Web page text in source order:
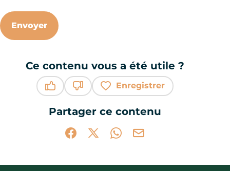
Envoyer
Ce contenu vous a été utile ?
Enregistrer
Partager ce contenu
Partager sur Facebook (nouvelle
Partager sur X / Twitter (nouvelle
Partager sur WhatsApp
Partager par mail